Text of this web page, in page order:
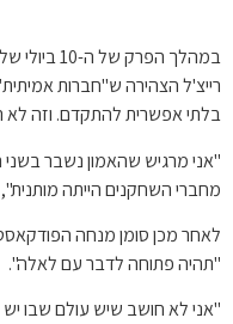
בלתי אפשרית להתקדם. וזה לא
"אני מרגיש שהאמון נשבר
מחברי השחקנים הייתה
"תהיה פתוחה לדבר עם לאלה".
"אני לא חושב שיש עולם שבו יש